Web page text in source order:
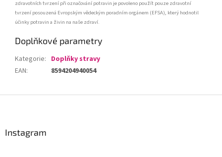
zdravotních tvrzení při označování potravin je povoleno použít pouze zdravotní
tvrzení posouzená Evropským vědeckým poradním orgánem (EFSA), který hodnotil
účinky potravin a živin na naše zdraví.
Doplňkové parametry
Kategorie: Doplňky stravy
EAN: 8594204940054
Instagram